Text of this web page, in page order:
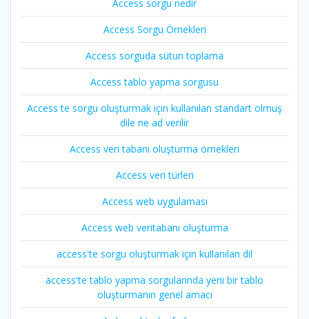
Access sorgu nedir
Access Sorgu Örnekleri
Access sorguda sütun toplama
Access tablo yapma sorgusu
Access te sorgu oluşturmak için kullanılan standart olmuş
dile ne ad verilir
Access veri tabanı oluşturma örnekleri
Access veri türleri
Access web uygulaması
Access web veritabanı oluşturma
access'te sorgu oluşturmak için kullanılan dil
access'te tablo yapma sorgularında yeni bir tablo
oluşturmanın genel amacı